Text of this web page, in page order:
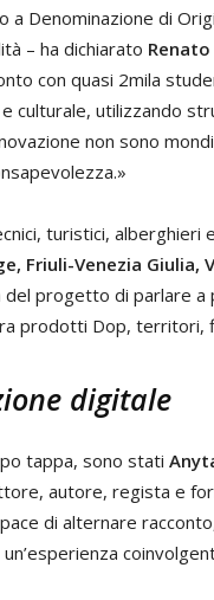
a Denominazione di
– ha dichiarato
con quasi 2mila
culturale, utilizzando
non sono
turistici, alberghieri
Friuli-Venezia Giulia,
del progetto di parlare
prodotti Dop,
digitale
tappa, sono stati
autore, regista e
di alternare